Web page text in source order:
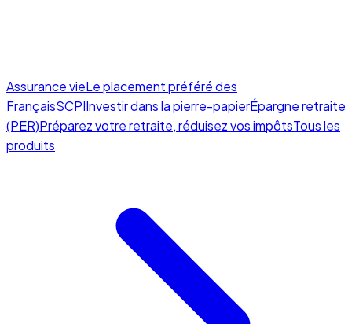
Assurance vieLe placement préféré des
FrançaisSCPIInvestir dans la pierre-papierÉpargne retraite
(PER)Préparez votre retraite, réduisez vos impôtsTous les
produits